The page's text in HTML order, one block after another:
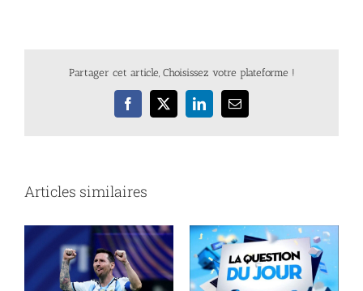
Partager cet article, Choisissez votre plateforme !
Facebook
X LinkedInEmail
Articles similaires